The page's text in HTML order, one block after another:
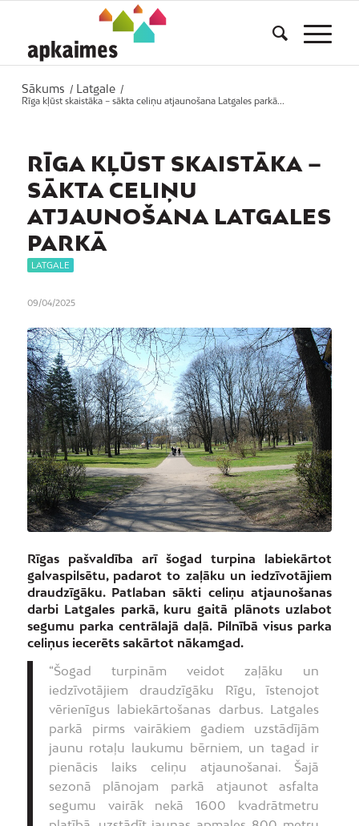
Sākums / Latgale /
Rīga kļūst skaistāka – sākta celiņu atjaunošana Latgales parkā...
RĪGA KĻŪST SKAISTĀKA –
SĀKTA CELIŅU
ATJAUNOŠANA LATGALES
PARKĀ
LATGALE
09/04/2025
Rīgas pašvaldība arī šogad turpina labiekārtot
galvaspilsētu, padarot to zaļāku un iedzīvotājiem
draudzīgāku. Patlaban sākti celiņu atjaunošanas
darbi Latgales parkā, kuru gaitā plānots uzlabot
segumu parka centrālajā daļā. Pilnībā visus parka
celiņus iecerēts sakārtot nākamgad.
“Šogad turpinām veidot zaļāku un
iedzīvotājiem draudzīgāku Rīgu, īstenojot
vērienīgus labiekārtošanas darbus. Latgales
parkā pirms vairākiem gadiem uzstādījām
jaunu rotaļu laukumu bērniem, un tagad ir
pienācis laiks celiņu atjaunošanai. Šajā
sezonā plānojam parkā atjaunot asfalta
segumu vairāk nekā 1600 kvadrātmetru